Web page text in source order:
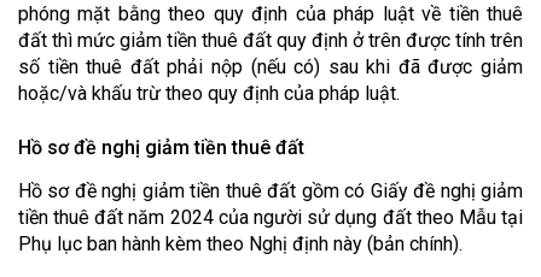
phóng mặt bằng theo quy định của pháp luật về tiền thuê
đất thì mức giảm tiền thuê đất quy định ở trên được tính trên
số tiền thuê đất phải nộp (nếu có) sau khi đã được giảm
hoặc/và khấu trừ theo quy định của pháp luật.
Hồ sơ đề nghị giảm tiền thuê đất
Hồ sơ đề nghị giảm tiền thuê đất gồm có Giấy đề nghị giảm
tiền thuê đất năm 2024 của người sử dụng đất theo Mẫu tại
Phụ lục ban hành kèm theo Nghị định này (bản chính).